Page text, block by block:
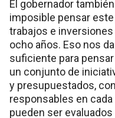
El gobernador
imposible pensar
trabajos e
ocho años. Eso nos
suficiente para
un conjunto de
y presupuestados,
responsables en
pueden ser